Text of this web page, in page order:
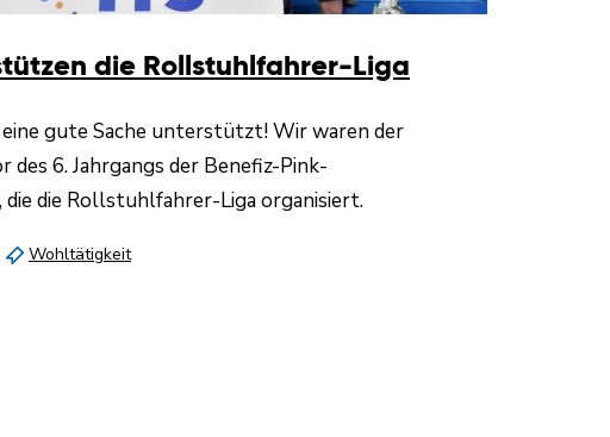
die Rollstuhlfahrer-Liga
gute Sache unterstützt! Wir waren der
des 6. Jahrgangs der Benefiz-Pink-
die Rollstuhlfahrer-Liga organisiert.
Wohltätigkeit